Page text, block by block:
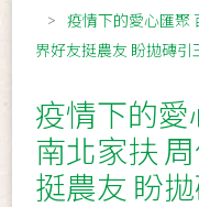
疫情下的愛心匯聚
界好友挺農友 盼拋磚引
疫情下的愛
南北家扶
挺農友 盼